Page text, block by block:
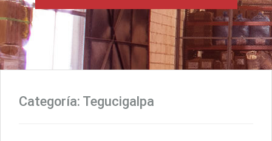
Categoría: Tegucigalpa